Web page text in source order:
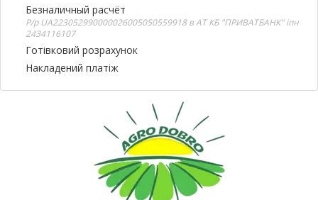
Безналичный расчёт
Р/р UA223052990000026005050559918 в АТ КБ "ПРИВАТБАНК" іпн
2434116107
Готівковий розрахунок
Накладений платіж